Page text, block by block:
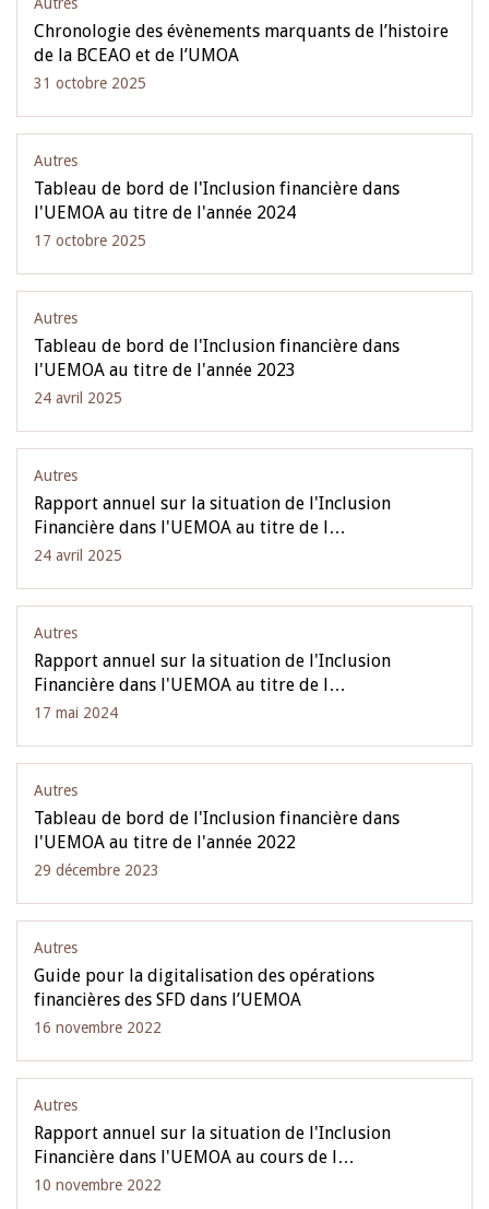
Chronologie des évènements marquants de l’histoire
de la BCEAO et de l’UMOA
31 octobre 2025
Autres
Tableau de bord de l'Inclusion financière dans
l'UEMOA au titre de l'année 2024
17 octobre 2025
Autres
Tableau de bord de l'Inclusion financière dans
l'UEMOA au titre de l'année 2023
24 avril 2025
Autres
Rapport annuel sur la situation de l'Inclusion
Financière dans l'UEMOA au titre de l…
24 avril 2025
Autres
Rapport annuel sur la situation de l'Inclusion
Financière dans l'UEMOA au titre de l…
17 mai 2024
Autres
Tableau de bord de l'Inclusion financière dans
l'UEMOA au titre de l'année 2022
29 décembre 2023
Autres
Guide pour la digitalisation des opérations
financières des SFD dans l’UEMOA
16 novembre 2022
Autres
Rapport annuel sur la situation de l'Inclusion
Financière dans l'UEMOA au cours de l…
10 novembre 2022